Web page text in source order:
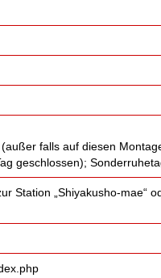
falls auf diesen
geschlossen);
Station „Shiyakusho-mae“